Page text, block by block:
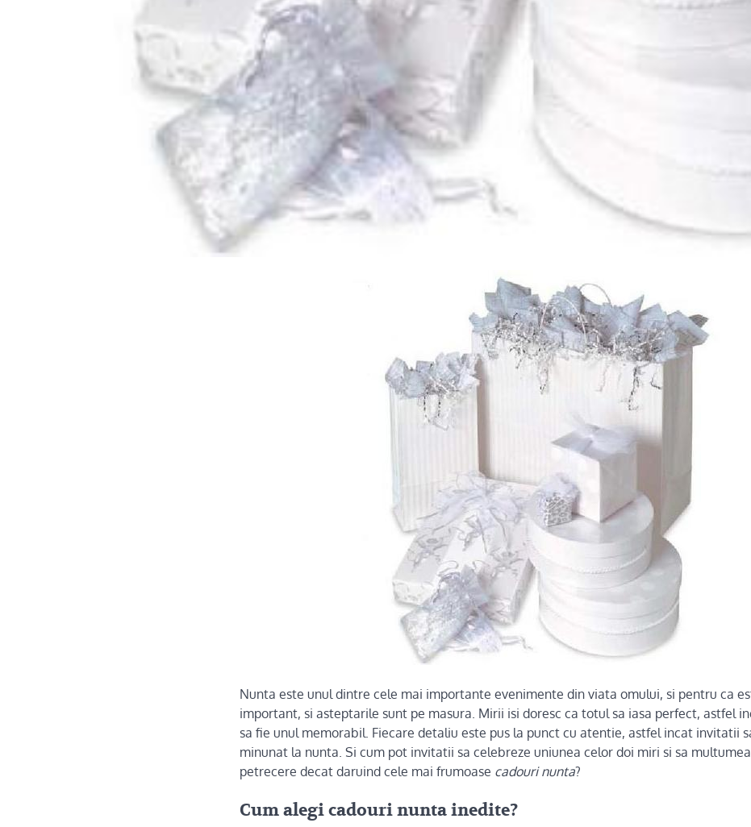
Nunta este unul dintre cele mai importante evenimente din viata omului, si pentru ca
important, si asteptarile sunt pe masura. Mirii isi doresc ca totul sa iasa perfect, astfel
sa fie unul memorabil. Fiecare detaliu este pus la punct cu atentie, astfel incat invitatii
minunat la nunta. Si cum pot invitatii sa celebreze uniunea celor doi miri si sa
petrecere decat daruind cele mai frumoase cadouri nunta?
Cum alegi cadouri nunta inedite?